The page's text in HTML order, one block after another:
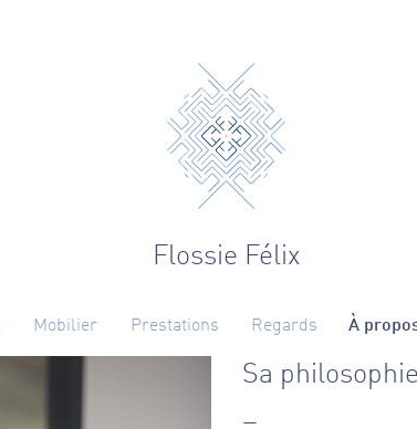
Flossie Félix
Mobilier Prestations Regards À
Sa philosophie